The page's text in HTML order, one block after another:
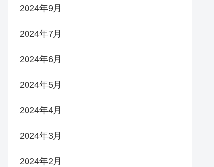
2024年9月
2024年7月
2024年6月
2024年5月
2024年4月
2024年3月
2024年2月